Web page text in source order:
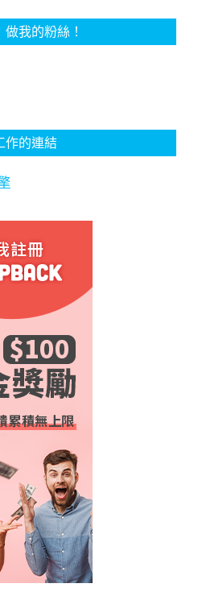
我的粉絲！
作的連結